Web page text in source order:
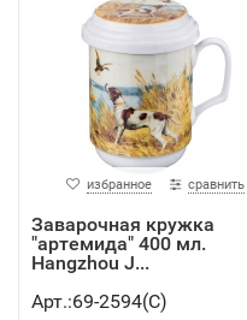
избранное сравнить
Заварочная кружка
"артемида" 400 мл.
Hangzhou J...
Арт.:69-2594(C)